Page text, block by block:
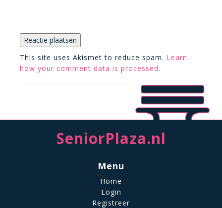
This site uses Akismet to reduce spam. Learn
how your comment data is processed.
SeniorPlaza.nl
Menu
Home
Login
Registreer